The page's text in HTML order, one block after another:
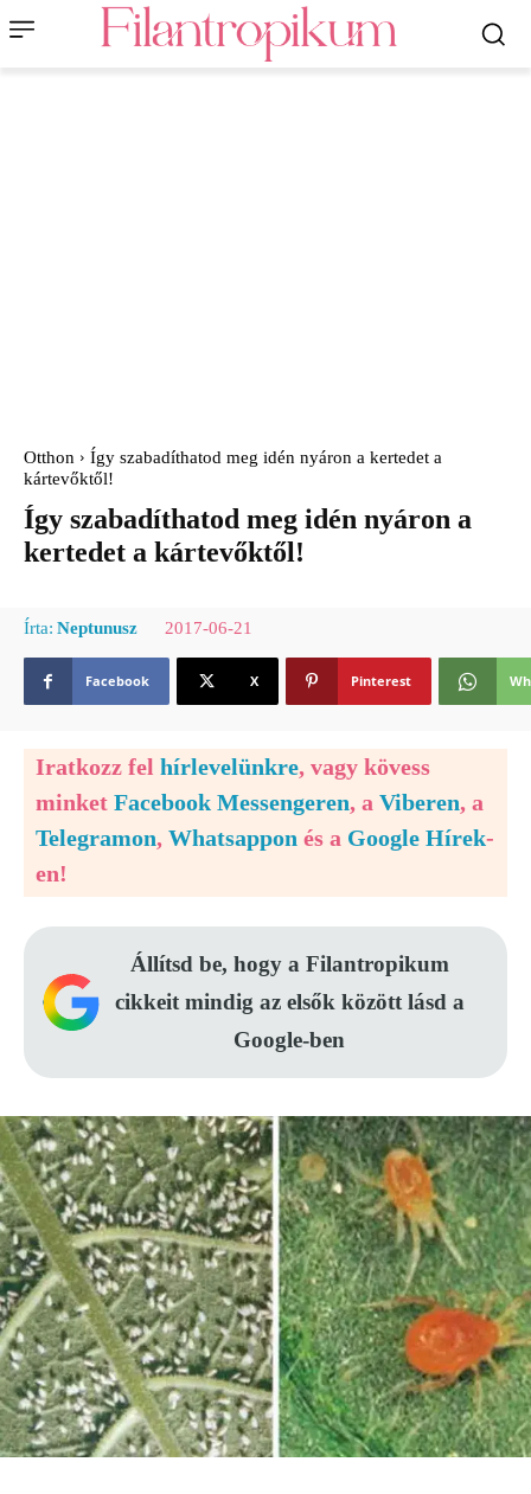
Otthon
Így szabadíthatod meg idén nyáron a kertedet a
kártevőktől!
Így szabadíthatod meg idén nyáron a
kertedet a kártevőktől!
Írta: Neptunusz 2017-06-21
Facebook X Pinterest
Iratkozz fel hírlevelünkre, vagy kövess
minket Facebook Messengeren, a Viberen, a
Telegramon, Whatsappon és a Google Hírek-
en!
Állítsd be, hogy a Filantropikum
cikkeit mindig az elsők között lásd a
Google-ben